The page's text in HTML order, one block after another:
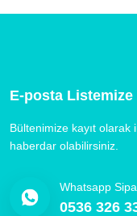
E-posta Listemize
Bültenimize kayıt olarak
haberdar olabilirsiniz.
Whatsapp
0536 326